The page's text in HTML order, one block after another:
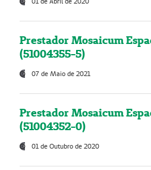
Prestador Mosaicum
(51004355-5)
07 de Maio de 2021
Prestador Mosaicum
(51004352-0)
01 de Outubro de 2020